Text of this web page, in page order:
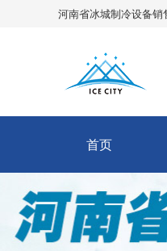
河南省冰城制冷设备
首页